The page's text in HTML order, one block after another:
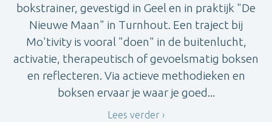
bokstrainer, gevestigd in Geel en in praktijk "De
Nieuwe Maan" in Turnhout. Een traject bij
Mo'tivity is vooral "doen" in de buitenlucht,
activatie, therapeutisch of gevoelsmatig boksen
en reflecteren. Via actieve methodieken en
boksen ervaar je waar je goed...
Lees verder